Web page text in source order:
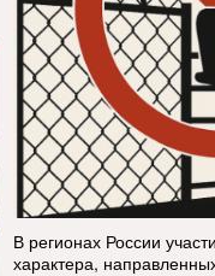
В регионах России
характера,